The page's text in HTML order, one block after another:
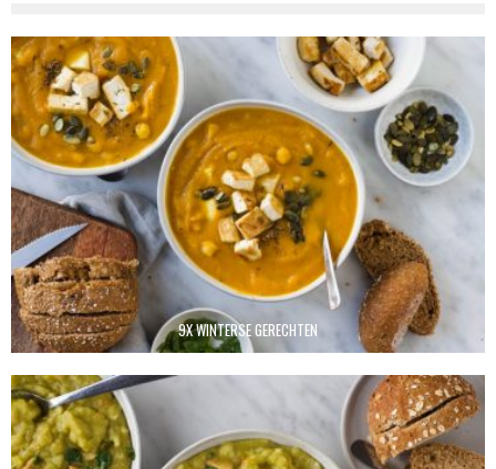
9X WINTERSE GERECHTEN